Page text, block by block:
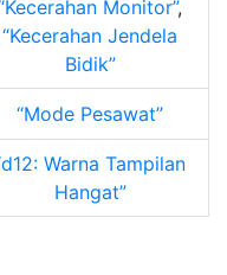
Kecerahan Monitor ,
Kecerahan Jendela
Bidik
Mode Pesawat
d12: Warna Tampilan
Hangat